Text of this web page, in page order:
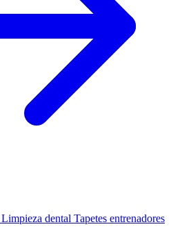
Limpieza dental Tapetes entrenadores